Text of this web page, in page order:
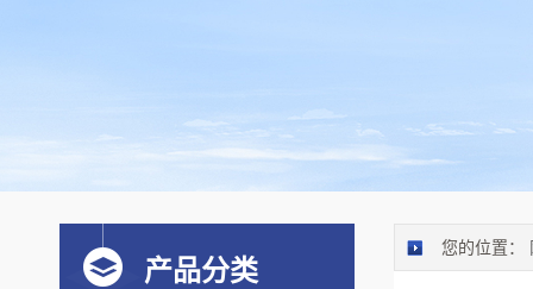
您的位置：
产品分类